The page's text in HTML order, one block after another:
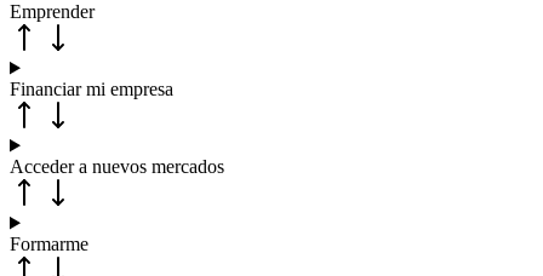
Emprender
Financiar mi empresa
Acceder a nuevos mercados
Formarme